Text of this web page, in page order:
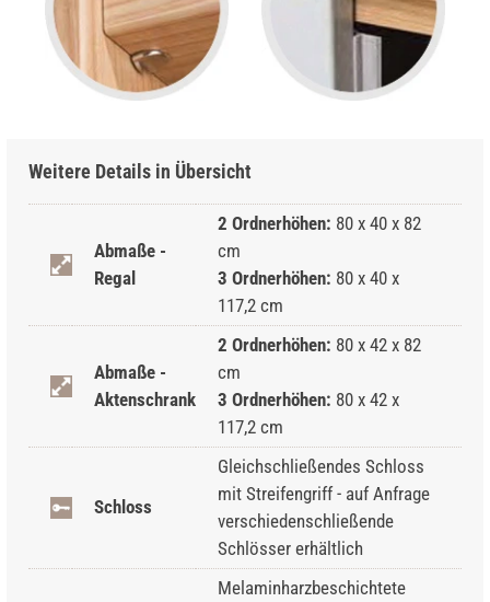
Weitere Details in Übersicht
Abmaße -
Regal
2 Ordnerhöhen: 80 x 40 x 82
cm
3 Ordnerhöhen: 80 x 40 x
117,2 cm
Abmaße -
Aktenschrank
2 Ordnerhöhen: 80 x 42 x 82
cm
3 Ordnerhöhen: 80 x 42 x
117,2 cm
Schloss
Gleichschließendes Schloss
mit Streifengriff - auf Anfrage
verschiedenschließende
Schlösser erhältlich
Melaminharzbeschichtete